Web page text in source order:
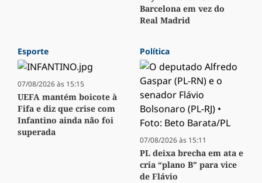
Barcelona em vez do
Real Madrid
Esporte
07/08/2026 às 15:15
UEFA mantém boicote à
Fifa e diz que crise com
Infantino ainda não foi
superada
Política
07/08/2026 às 15:11
PL deixa brecha em ata e
cria “plano B” para vice
de Flávio